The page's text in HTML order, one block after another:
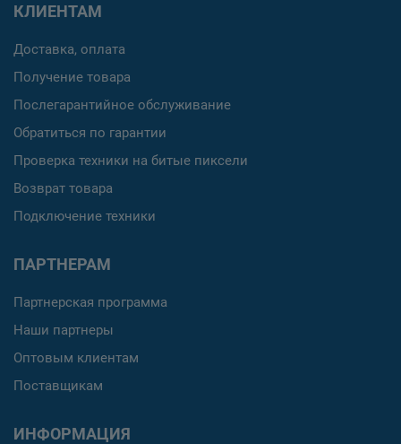
КЛИЕНТАМ
Доставка, оплата
Получение товара
Послегарантийное обслуживание
Обратиться по гарантии
Проверка техники на битые пиксели
Возврат товара
Подключение техники
ПАРТНЕРАМ
Партнерская программа
Наши партнеры
Оптовым клиентам
Поставщикам
ИНФОРМАЦИЯ